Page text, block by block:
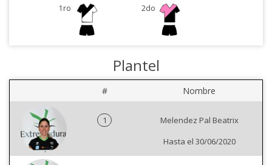
1ro 2do
Plantel
# Nombre
1
Melendez Pal Beatrix
Hasta el 30/06/2020